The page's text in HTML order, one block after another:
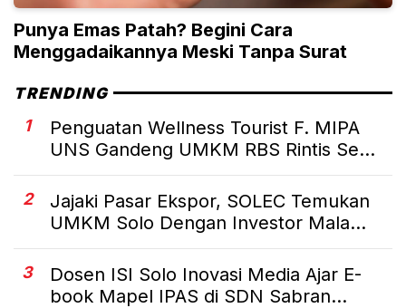
Punya Emas Patah? Begini Cara
Menggadaikannya Meski Tanpa Surat
TRENDING
1
Penguatan Wellness Tourist F. MIPA
UNS Gandeng UMKM RBS Rintis Se...
2
Jajaki Pasar Ekspor, SOLEC Temukan
UMKM Solo Dengan Investor Mala...
3
Dosen ISI Solo Inovasi Media Ajar E-
book Mapel IPAS di SDN Sabran...